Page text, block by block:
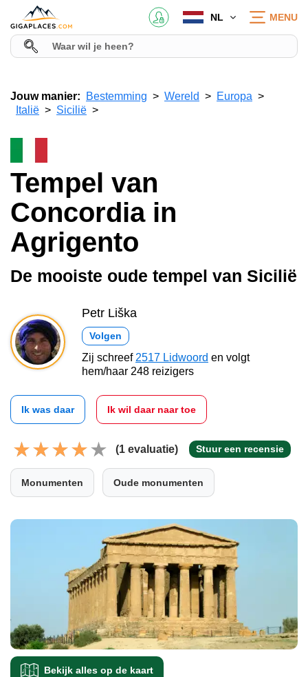
NL MENU
Jouw manier: Bestemming Wereld
Europa
Italië
Sicilië
Tempel van
Concordia in
Agrigento
De mooiste oude tempel van Sicilië
Petr Liška
Volgen
Zij schreef 2517 Lidwoord en volgt
hem/haar 248 reizigers
Ik was daar Ik wil daar naar toe
(1 evaluatie) Stuur een recensie
Monumenten Oude monumenten
Bekijk alles op de kaart